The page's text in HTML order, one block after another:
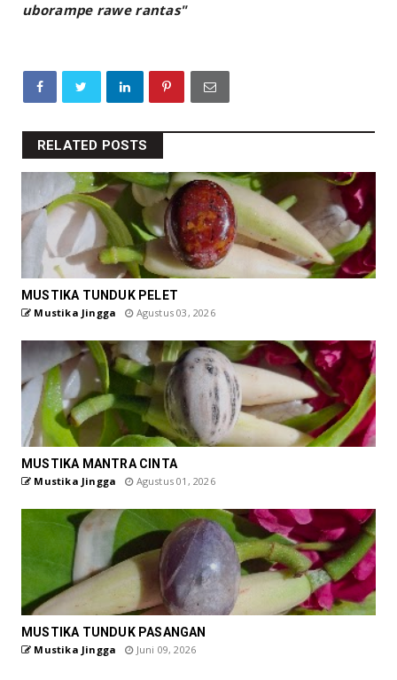
uborampe rawe rantas"
RELATED POSTS
MUSTIKA TUNDUK PELET
Mustika Jingga Agustus 03, 2026
MUSTIKA MANTRA CINTA
Mustika Jingga Agustus 01, 2026
MUSTIKA TUNDUK PASANGAN
Mustika Jingga Juni 09, 2026